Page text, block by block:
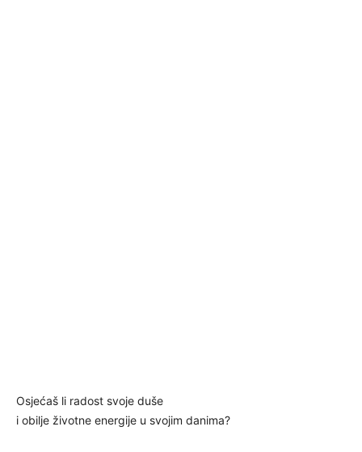
Osjećaš li radost svoje duše
i obilje životne energije u svojim danima?